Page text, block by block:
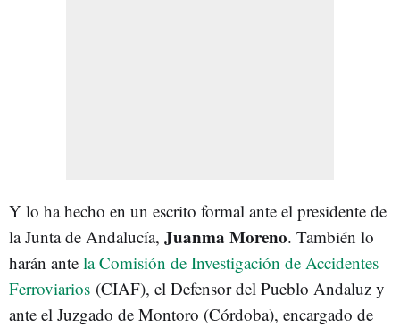
Y lo ha hecho en un escrito formal ante el presidente de
la Junta de Andalucía, Juanma Moreno. También lo
harán ante la Comisión de Investigación de Accidentes
Ferroviarios (CIAF), el Defensor del Pueblo Andaluz y
ante el Juzgado de Montoro (Córdoba), encargado de